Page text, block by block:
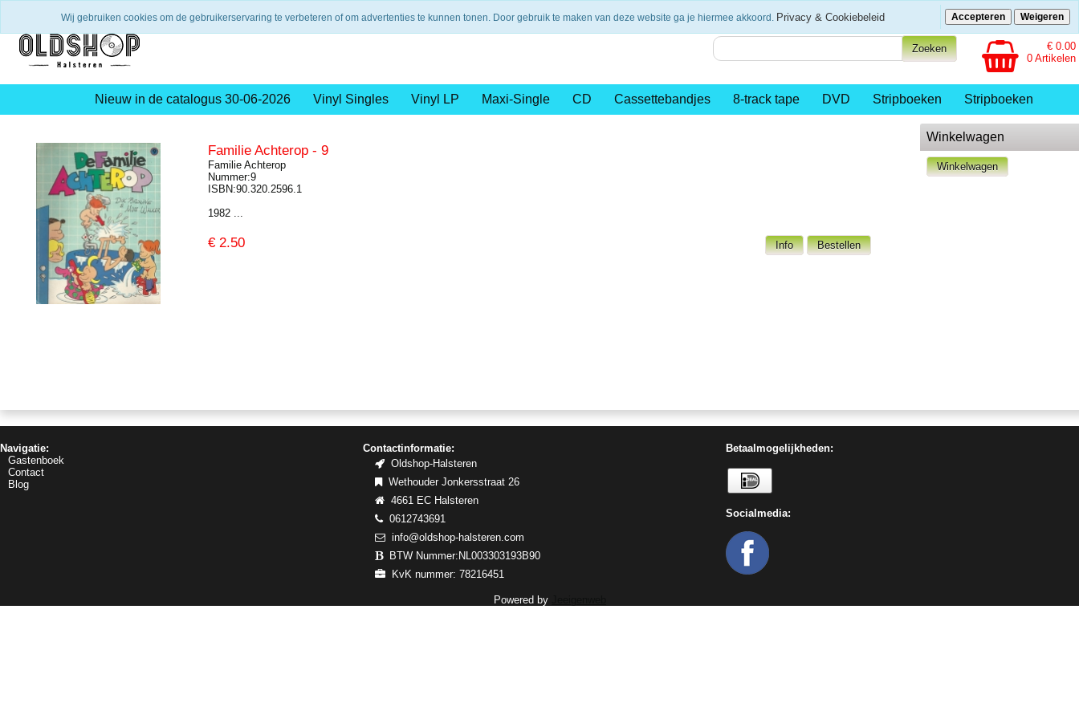
Verzending binnen 2 a 3 werkdagen Gratis verzending vanaf €75,- (NL) 14 dagen retourtermijn Veilig en eenvoudig betalen
€ 0.00
0 Artikelen
Nieuw in de catalogus 30-06-2026 Vinyl Singles Vinyl LP Maxi-Single CD Cassettebandjes 8-track tape DVD Stripboeken Stripboeken
Familie Achterop - 9
Familie Achterop
Nummer:9
ISBN:90.320.2596.1
1982 ...
€ 2.50
Winkelwagen
Navigatie:
Gastenboek
Contact
Blog
Contactinformatie:
Oldshop-Halsteren
Wethouder Jonkersstraat 26
4661 EC Halsteren
0612743691
info@oldshop-halsteren.com
BTW Nummer:NL003303193B90
KvK nummer: 78216451
Betaalmogelijkheden:
Socialmedia:
Powered by
Wij gebruiken cookies om de gebruikerservaring te verbeteren of om advertenties te kunnen tonen. Door gebruik te maken van deze website ga je hiermee akkoord. Privacy & Cookiebeleid Accepteren Weigeren